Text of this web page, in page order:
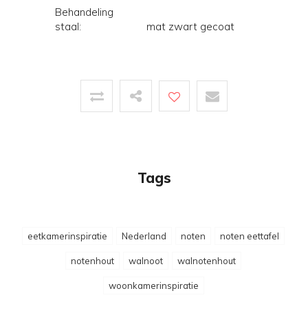
Behandeling
staal:
mat zwart gecoat
Tags
eetkamerinspiratie Nederland noten noten eettafel
notenhout walnoot walnotenhout
woonkamerinspiratie